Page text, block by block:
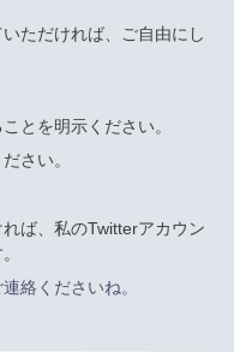
ただければ、ご自由にし
とを明示ください。
さい。
ば、私のTwitterアカウン
絡くださいね。